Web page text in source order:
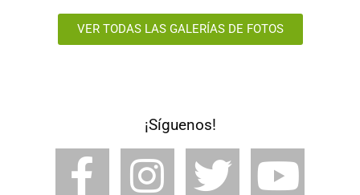
VER TODAS LAS GALERÍAS DE FOTOS
¡Síguenos!